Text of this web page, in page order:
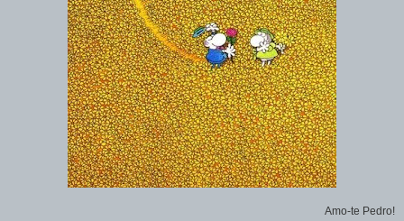
Amo-te Pedro!